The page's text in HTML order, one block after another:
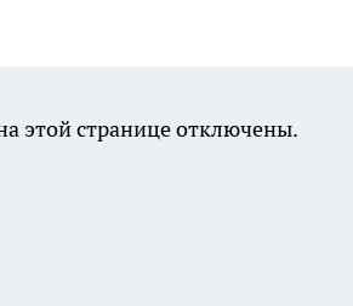
этой странице отключены.